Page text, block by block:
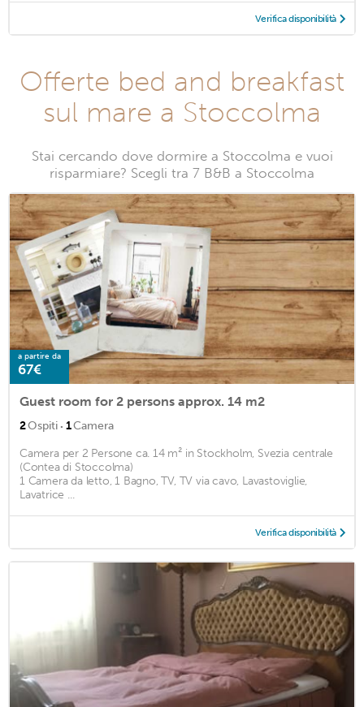
Verifica disponibilità
Offerte bed and breakfast
sul mare a Stoccolma
Stai cercando dove dormire a Stoccolma e vuoi
risparmiare? Scegli tra 7 B&B a Stoccolma
a partire da
67€
Guest room for 2 persons approx. 14 m2
2Ospiti · 1Camera
Camera per 2 Persone ca. 14 m² in Stockholm, Svezia centrale
(Contea di Stoccolma)
1 Camera da letto, 1 Bagno, TV, TV via cavo, Lavastoviglie,
Lavatrice ...
Verifica disponibilità